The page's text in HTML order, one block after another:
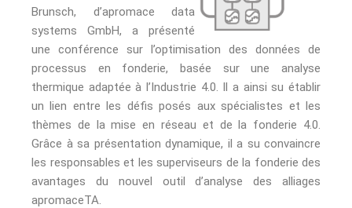
Brunsch, d’apromace data
systems GmbH, a présenté
une conférence sur l’optimisation des données de
processus en fonderie, basée sur une analyse
thermique adaptée à l’Industrie 4.0. Il a ainsi su établir
un lien entre les défis posés aux spécialistes et les
thèmes de la mise en réseau et de la fonderie 4.0.
Grâce à sa présentation dynamique, il a su convaincre
les responsables et les superviseurs de la fonderie des
avantages du nouvel outil d’analyse des alliages
apromaceTA.